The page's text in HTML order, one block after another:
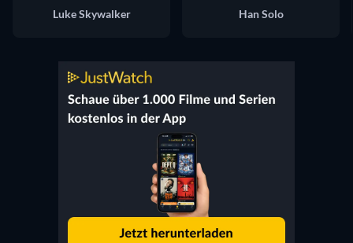
Luke Skywalker
Han Solo